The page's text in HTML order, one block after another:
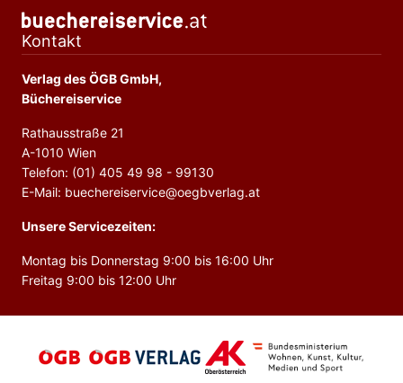
Kontakt
Verlag des ÖGB GmbH,
Büchereiservice
Rathausstraße 21
A-1010 Wien
Telefon: (01) 405 49 98 - 99130
E-Mail: buechereiservice@oegbverlag.at
Unsere Servicezeiten:
Montag bis Donnerstag 9:00 bis 16:00 Uhr
Freitag 9:00 bis 12:00 Uhr